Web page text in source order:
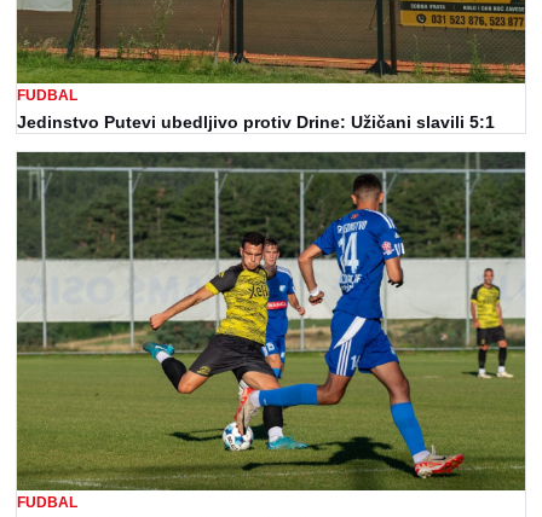
FUDBAL
Jedinstvo Putevi ubedljivo protiv Drine: Užičani slavili 5:1
FUDBAL